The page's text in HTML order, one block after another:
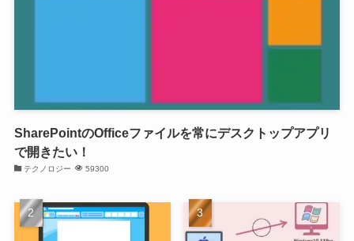
SharePointのOfficeファイルを常にデスクトップアプリ
で開きたい！
テクノロジー 59300